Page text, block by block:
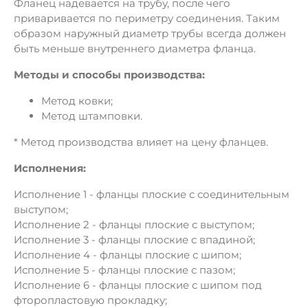
Фланец надевается на трубу, после чего
приваривается по периметру соединения. Таким
образом наружный диаметр трубы всегда должен
быть меньше внутреннего диаметра фланца.
Методы и способы производства:
Метод ковки;
Метод штамповки.
* Метод производства влияет на цену фланцев.
Исполнения:
Исполнение 1 - фланцы плоские с соединительным
выступом;
Исполнение 2 - фланцы плоские с выступом;
Исполнение 3 - фланцы плоские с впадиной;
Исполнение 4 - фланцы плоские с шипом;
Исполнение 5 - фланцы плоские с пазом;
Исполнение 6 - фланцы плоские с шипом под
фторопластовую прокладку;